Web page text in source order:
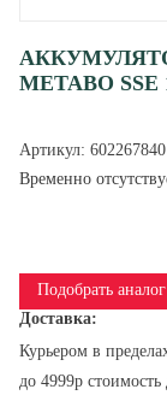
METABO SSE
Артикул: 602267840
Временно
Подобрать аналог
Доставка:
Курьером в
до 4999р